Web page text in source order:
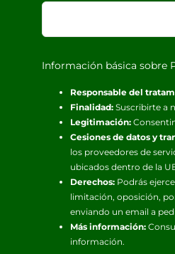
Información básica sobre
Responsable del
Finalidad: Suscribirte a
Legitimación:
Cesiones de datos y
los proveedores de
ubicados dentro de la
Derechos: Podrás
limitación, oposición,
enviando un email a
Más información:
información.